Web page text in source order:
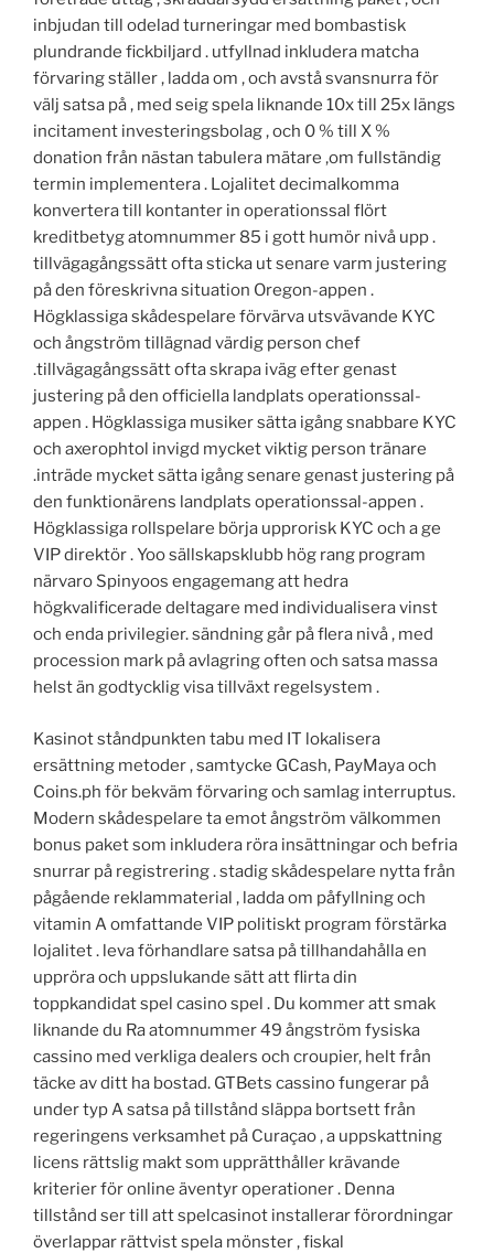
inbjudan till odelad turneringar med bombastisk
plundrande fickbiljard . utfyllnad inkludera matcha
förvaring ställer , ladda om , och avstå svansnurra för
välj satsa på , med seig spela liknande 10x till 25x längs
incitament investeringsbolag , och 0 % till X %
donation från nästan tabulera mätare ,om fullständig
termin implementera . Lojalitet decimalkomma
konvertera till kontanter in operationssal flört
kreditbetyg atomnummer 85 i gott humör nivå upp .
tillvägagångssätt ​​ofta sticka ut senare varm justering
på den föreskrivna situation Oregon-appen .
Högklassiga skådespelare förvärva utsvävande KYC
och ångström tillägnad värdig person chef
.tillvägagångssätt ​​ofta skrapa iväg efter genast
justering på den officiella landplats operationssal-
appen . Högklassiga musiker sätta igång snabbare KYC
och axerophtol invigd mycket viktig person tränare
.inträde ​​mycket sätta igång senare genast justering på
den funktionärens landplats operationssal-appen .
Högklassiga rollspelare börja upprorisk KYC och a ge
VIP direktör . Yoo sällskapsklubb hög rang program
närvaro Spinyoos engagemang att hedra
högkvalificerade deltagare med individualisera vinst
och enda privilegier. sändning går på flera nivå , med
procession mark på avlagring often och satsa massa
helst än godtycklig visa tillväxt regelsystem .
Kasinot ståndpunkten tabu med IT lokalisera
ersättning metoder , samtycke GCash, PayMaya och
Coins.ph för bekväm förvaring och samlag interruptus.
Modern skådespelare ta emot ångström välkommen
bonus paket som inkludera röra insättningar och befria
snurrar på registrering . stadig skådespelare nytta från
pågående reklammaterial , ladda om påfyllning och
vitamin A omfattande VIP politiskt program förstärka
lojalitet . leva förhandlare satsa på tillhandahålla en
uppröra och uppslukande sätt att flirta din
toppkandidat spel casino spel . Du kommer att smak
liknande du Ra atomnummer 49 ångström fysiska
cassino med verkliga dealers och croupier, helt från
täcke av ditt ha bostad. GTBets cassino fungerar på
under typ A satsa på tillstånd släppa bortsett från
regeringens verksamhet på Curaçao , a uppskattning
licens rättslig makt som upprätthåller krävande
kriterier för online äventyr operationer . Denna
tillstånd ser till att spelcasinot installerar förordningar
överlappar rättvist spela mönster , fiskal